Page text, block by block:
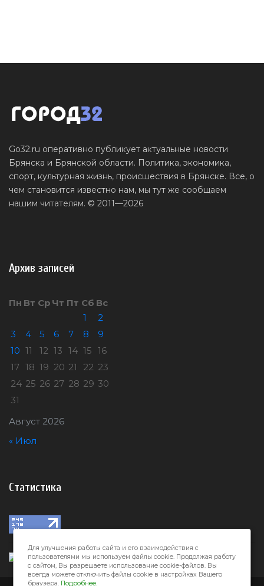
Go32.ru оперативно публикует актуальные новости
Брянска и Брянской области. Политика, экономика,
спорт, культурная жизнь, происшествия в Брянске. Все, о
чем становится известно нам, мы тут же сообщаем
нашим читателям. © 2011—2026
Архив записей
Август 2026
Пн Вт Ср Чт Пт Сб Вс
1
2
3
4 5 6 7 8
9
10 11 12 13 14 15 16
17 18 19 20 21 22 23
24 25 26 27 28 29 30
31
« Июл
Статистика
Для улучшения работы сайта и его взаимодействия с
пользователями мы используем файлы cookie. Продолжая работу
с сайтом, Вы разрешаете использование cookie-файлов. Вы
всегда можете отключить файлы cookie в настройках Вашего
браузера. Подробнее.